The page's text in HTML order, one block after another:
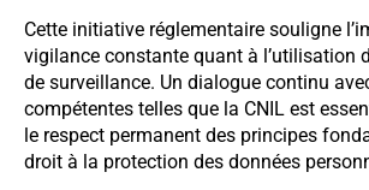
Cette initiative réglementaire souligne
vigilance constante quant à l’utilisation
de surveillance. Un dialogue continu
compétentes telles que la CNIL est
le respect permanent des principes
droit à la protection des données